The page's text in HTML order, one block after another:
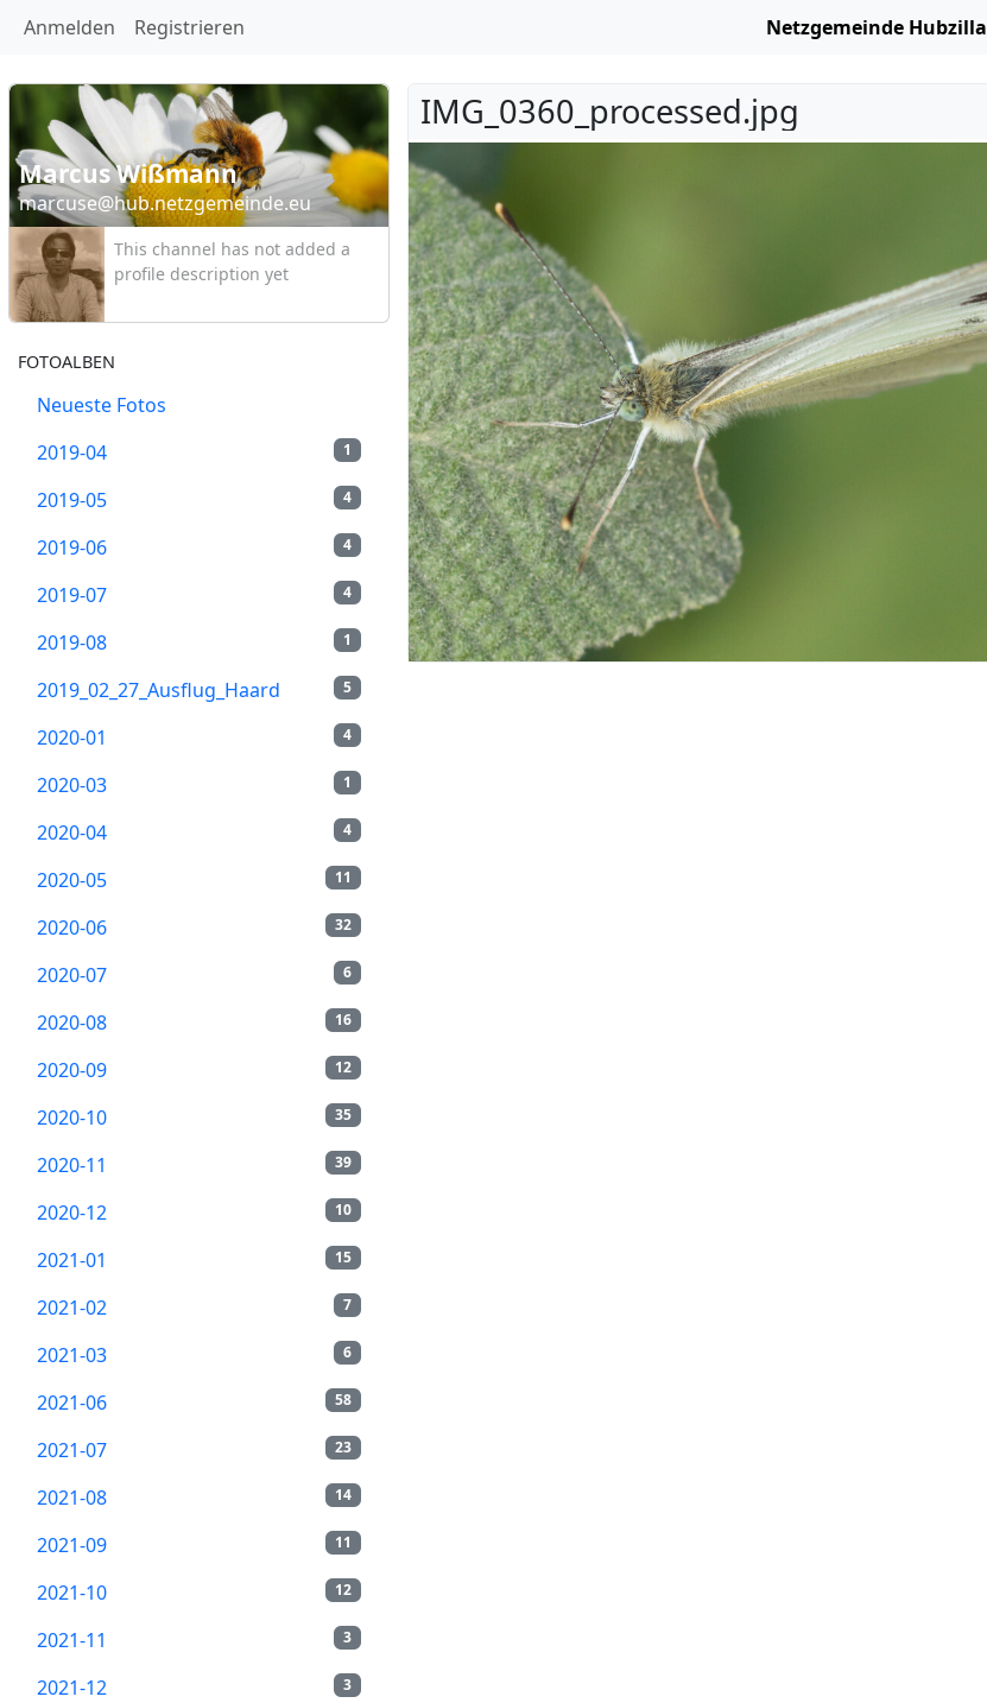
Anmelden Registrieren Netzgemeinde Hubzilla
Marcus Wißmann
marcuse@hub.netzgemeinde.eu
This channel has not added a
profile description yet
FOTOALBEN
Neueste Fotos
1
2019-04
4
2019-05
4
2019-06
4
2019-07
1
2019-08
5
2019_02_27_Ausflug_Haard
4
2020-01
1
2020-03
4
2020-04
11
2020-05
32
2020-06
6
2020-07
16
2020-08
12
2020-09
35
2020-10
39
2020-11
10
2020-12
15
2021-01
7
2021-02
6
2021-03
58
2021-06
23
2021-07
14
2021-08
11
2021-09
12
2021-10
3
2021-11
3
2021-12
IMG_0360_processed.jpg